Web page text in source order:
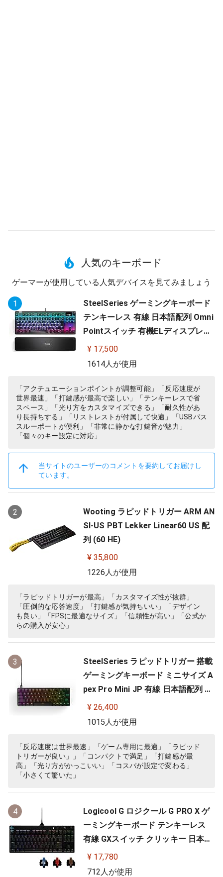
人気のキーボード
ゲーマーが使用している人気デバイスを見てみましょう
1
SteelSeries ゲーミングキーボード
テンキーレス 有線 日本語配列 Omni
Pointスイッチ 有機ELディスプレイ
搭載 Apex Pro TKL JP 64737
¥ 17,500
1614人が使用
「アクチュエーションポイントが調整可能」「反応速度が
世界最速」「打鍵感が最高で楽しい」「テンキーレスで省
スペース」「光り方をカスタマイズできる」「耐久性があ
り長持ちする」「リストレストが付属して快適」「USBパス
スルーポートが便利」「非常に静かな打鍵音が魅力」
「個々のキー設定に対応」
当サイトのユーザーのコメントを要約してお届けし
ています。
2
Wooting ラピッドトリガー ARM AN
SI-US PBT Lekker Linear60 US 配
列 (60 HE)
¥ 35,800
1226人が使用
「ラピッドトリガーが最高」「カスタマイズ性が抜群」
「圧倒的な応答速度」「打鍵感が気持ちいい」「デザイン
も良い」「FPSに最適なサイズ」「信頼性が高い」「公式か
らの購入が安心」
3
SteelSeries ラピッドトリガー 搭載
ゲーミングキーボード ミニサイズ A
pex Pro Mini JP 有線 日本語配列 O
mniPointスイッチ 2ーinー1アクシ
ョンキー 搭載 64825 ブラック
¥ 26,400
1015人が使用
「反応速度は世界最速」「ゲーム専用に最適」「ラピッド
トリガーが良い」」「コンパクトで満足」「打鍵感が最
高」「光り方がかっこいい」「コスパが設定で変わる」
「小さくて驚いた」
4
Logicool G ロジクール G PRO X ゲ
ーミングキーボード テンキーレス
有線 GXスイッチ クリッキー 日本語
配列 LIGHTSYNC RGB 着脱式ケーブ
ル G-PKB-002 国内正規品 【 ファイ
¥ 17,780
712人が使用